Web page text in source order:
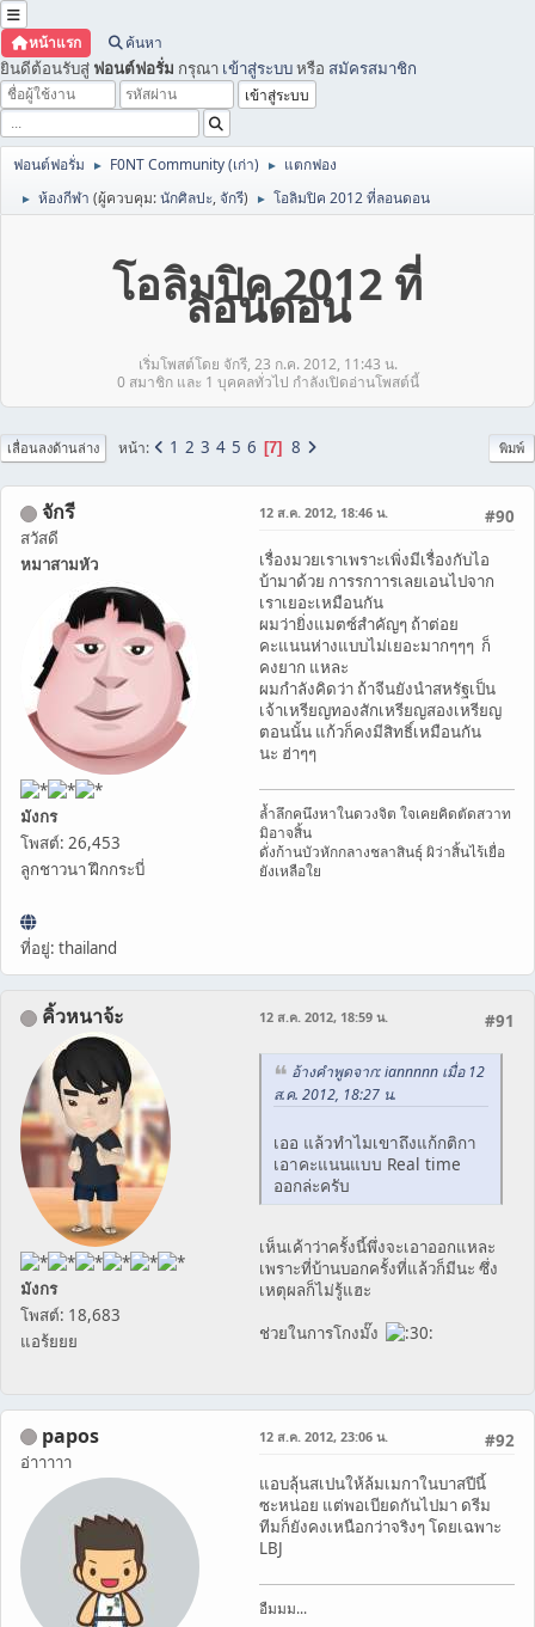
หน้าแรก ค้นหา
ยินดีต้อนรับสู่ ฟอนต์ฟอรั่ม กรุณา เข้าสู่ระบบหรือ สมัครสมาชิก
ฟอนต์ฟอรั่ม ► F0NT Community (เก่า) ► แตกฟอง
► ห้องกีฬา (ผู้ควบคุม:นักศิลปะ,จักรี) ► โอลิมปิค 2012 ที่ลอนดอน
โอลิมปิค 2012 ที่
ลอนดอน
เริ่มโพสต์โดย จักรี, 23 ก.ค. 2012, 11:43 น.
0 สมาชิก และ 1 บุคคลทั่วไป กำลังเปิดอ่านโพสต์นี้
พิมพ์
เลื่อนลงด้านล่าง หน้า 1 2 3 4 5 6 7 8
จักรี
สวัสดี
หมาสามหัว
มังกร
โพสต์: 26,453
ลูกชาวนา ฝึกกระบี่
ที่อยู่: thailand
#90
12 ส.ค. 2012, 18:46 น.
เรื่องมวยเราเพราะเพิ่งมีเรื่องกับไอ
บ้ามาด้วย การรกาารเลยเอนไปจาก
เราเยอะเหมือนกัน
ผมว่ายิ่งแมตซ์สำคัญๆ ถ้าต่อย
คะแนนห่างแบบไม่เยอะมากๆๆๆ ก็
คงยาก แหละ
ผมกำลังคิดว่า ถ้าจีนยังนำสหรัฐเป็น
เจ้าเหรียญทองสักเหรียญสองเหรียญ
ตอนนั้น แก้วก็คงมีสิทธิ์เหมือนกัน
นะ ฮ่าๆๆ
ล้ำลึกคนึงหาในดวงจิต ใจเคยคิดตัดสวาท
มิอาจสิ้น
ดั่งก้านบัวหักกลางชลาสินธุ์ ผิว่าสิ้นไร้เยื่อ
ยังเหลือใย
คิ้วหนาจ้ะ
มังกร
โพสต์: 18,683
แอร้ยยย
#91
12 ส.ค. 2012, 18:59 น.
อ้างคำพูดจาก: iannnnn เมื่อ 12
ส.ค. 2012, 18:27 น.
เออ แล้วทำไมเขาถึงแก้กติกา
เอาคะแนนแบบ Real time
ออกล่ะครับ
เห็นเค้าว่าครั้งนี้พึ่งจะเอาออกแหละ
เพราะที่บ้านบอกครั้งที่แล้วก็มีนะ ซึ่ง
เหตุผลก็ไม่รู้แฮะ
ช่วยในการโกงมั๊ง
papos
อ่าาาาา
#92
12 ส.ค. 2012, 23:06 น.
แอบลุ้นสเปนให้ล้มเมกาในบาสปีนี้
ซะหน่อย แต่พอเบียดกันไปมา ดรีม
ทีมก็ยังคงเหนือกว่าจริงๆ โดยเฉพาะ
LBJ
อืมมม...